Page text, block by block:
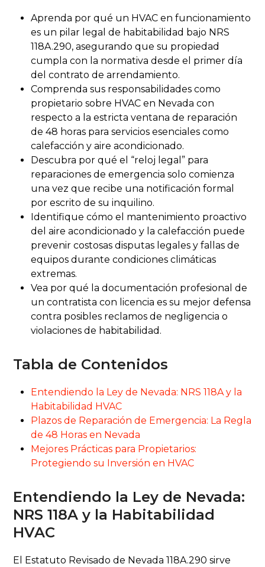
Aprenda por qué un HVAC en funcionamiento
es un pilar legal de habitabilidad bajo NRS
118A.290, asegurando que su propiedad
cumpla con la normativa desde el primer día
del contrato de arrendamiento.
Comprenda sus responsabilidades como
propietario sobre HVAC en Nevada con
respecto a la estricta ventana de reparación
de 48 horas para servicios esenciales como
calefacción y aire acondicionado.
Descubra por qué el “reloj legal” para
reparaciones de emergencia solo comienza
una vez que recibe una notificación formal
por escrito de su inquilino.
Identifique cómo el mantenimiento proactivo
del aire acondicionado y la calefacción puede
prevenir costosas disputas legales y fallas de
equipos durante condiciones climáticas
extremas.
Vea por qué la documentación profesional de
un contratista con licencia es su mejor defensa
contra posibles reclamos de negligencia o
violaciones de habitabilidad.
Tabla de Contenidos
Entendiendo la Ley de Nevada: NRS 118A y la
Habitabilidad HVAC
Plazos de Reparación de Emergencia: La Regla
de 48 Horas en Nevada
Mejores Prácticas para Propietarios:
Protegiendo su Inversión en HVAC
Entendiendo la Ley de Nevada:
NRS 118A y la Habitabilidad
HVAC
El Estatuto Revisado de Nevada 118A.290 sirve